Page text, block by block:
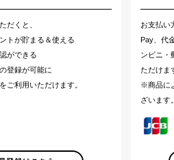
だくと、
トが貯まる＆使える
ができる
登録が可能に
ご利用いただけます。
お支払い
Pay、代
ンビニ・
ただけま
※商品に
ざいます